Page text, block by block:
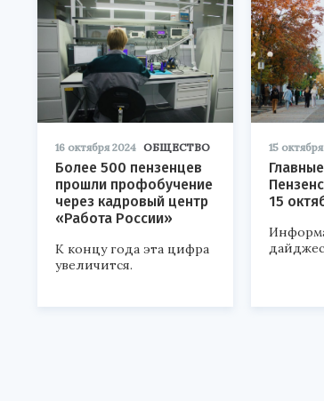
16 октября 2024 ОБЩЕСТВО
Более 500 пензенцев
прошли профобучение
через кадровый центр
«Работа России»
К концу года эта цифра
увеличится.
15
15